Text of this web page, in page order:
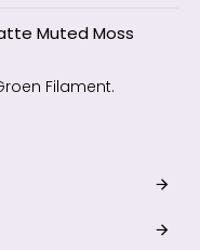
Muted Moss
Filament.